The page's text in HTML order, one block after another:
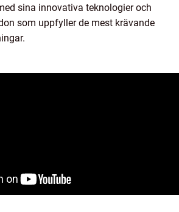
sina innovativa teknologier och
som uppfyller de mest krävande